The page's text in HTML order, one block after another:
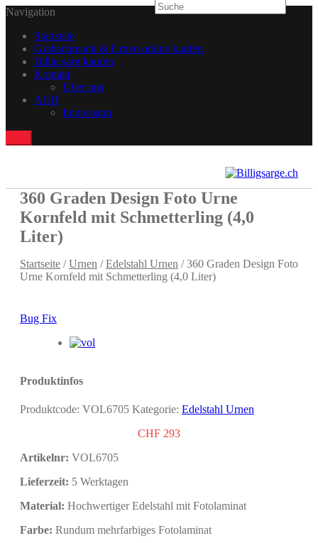
Navigation
Startseite
Grabschmuck & Urnen online kaufen
Billig sarg kaufen
Kontakt
Über uns
AGB
Impressum
360 Graden Design Foto Urne
Kornfeld mit Schmetterling (4,0
Liter)
Startseite /Urnen /Edelstahl Urnen / 360 Graden Design Foto
Urne Kornfeld mit Schmetterling (4,0 Liter)
Bug Fix
Produktinfos
Produktcode: VOL6705 Kategorie: Edelstahl Urnen
CHF 293
Artikelnr: VOL6705
Lieferzeit: 5 Werktagen
Material: Hochwertiger Edelstahl mit Fotolaminat
Farbe: Rundum mehrfarbiges Fotolaminat